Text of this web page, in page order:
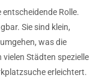
Rolle.
Sie sind klein,
was die
Städten spezielle
erleichtert.